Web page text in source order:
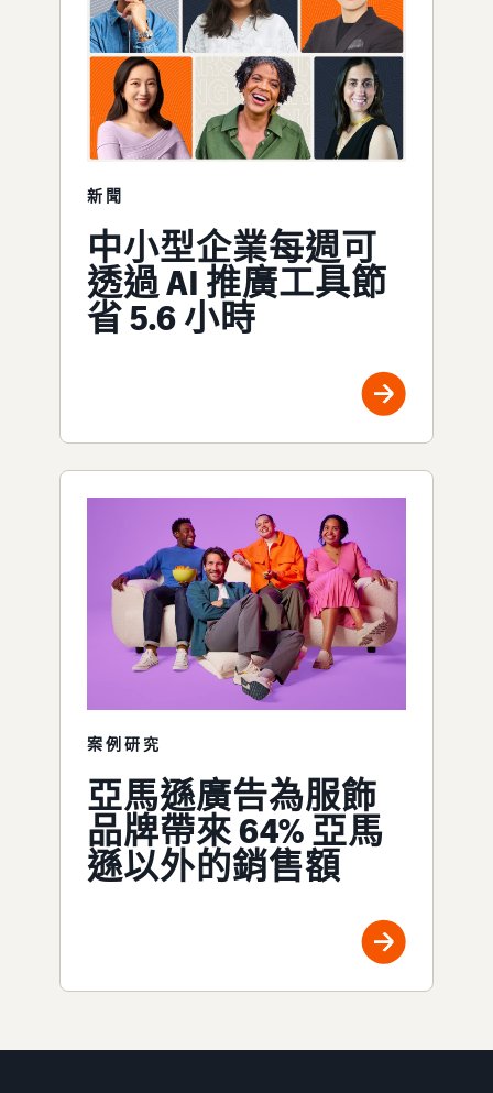
新聞
中小型企業每週可
透過 AI 推廣工具節
省 5.6 小時
案例研究
亞馬遜廣告為服飾
品牌帶來 64% 亞馬
遜以外的銷售額